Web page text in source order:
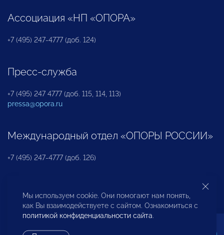
Ассоциация «НП «ОПОРА»
+7 (495) 247-4777 (доб. 124)
Пресс-служба
+7 (495) 247 4777 (доб. 115, 114, 113)
pressa@opora.ru
Международный отдел «ОПОРЫ РОССИИ»
+7 (495) 247-4777 (доб. 126)
Бюро по защите прав предпринимателей и
инвесторов
Мы используем cookie. Они помогают нам понять,
как Вы взаимодействуете с сайтом. Ознакомиться с
политикой конфиденциальности сайта.